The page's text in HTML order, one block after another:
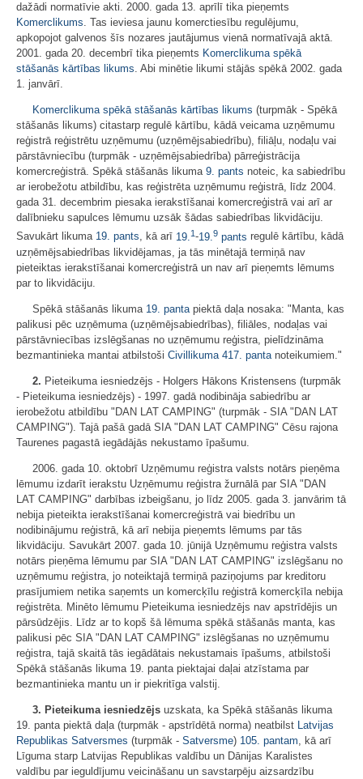
dažādi normatīvie akti. 2000. gada 13. aprīlī tika pieņemts
Komerclikums. Tas ieviesa jaunu komerctiesību regulējumu,
apkopojot galvenos šīs nozares jautājumus vienā normatīvajā aktā.
2001. gada 20. decembrī tika pieņemts Komerclikuma spēkā
stāšanās kārtības likums. Abi minētie likumi stājās spēkā 2002. gada
1. janvārī.
Komerclikuma spēkā stāšanās kārtības likums (turpmāk - Spēkā
stāšanās likums) citastarp regulē kārtību, kādā veicama uzņēmumu
reģistrā reģistrētu uzņēmumu (uzņēmējsabiedrību), filiāļu, nodaļu vai
pārstāvniecību (turpmāk - uzņēmējsabiedrība) pārreģistrācija
komercreģistrā. Spēkā stāšanās likuma 9. pants noteic, ka sabiedrību
ar ierobežotu atbildību, kas reģistrēta uzņēmumu reģistrā, līdz 2004.
gada 31. decembrim piesaka ierakstīšanai komercreģistrā vai arī ar
dalībnieku sapulces lēmumu uzsāk šādas sabiedrības likvidāciju.
Savukārt likuma 19. pants, kā arī 19. 1-19. 9 pants regulē kārtību, kādā
uzņēmējsabiedrības likvidējamas, ja tās minētajā termiņā nav
pieteiktas ierakstīšanai komercreģistrā un nav arī pieņemts lēmums
par to likvidāciju.
Spēkā stāšanās likuma 19. panta piektā daļa nosaka: "Manta, kas
palikusi pēc uzņēmuma (uzņēmējsabiedrības), filiāles, nodaļas vai
pārstāvniecības izslēgšanas no uzņēmumu reģistra, pielīdzināma
bezmantinieka mantai atbilstoši Civillikuma 417. panta noteikumiem."
2. Pieteikuma iesniedzējs - Holgers Hākons Kristensens (turpmāk
- Pieteikuma iesniedzējs) - 1997. gadā nodibināja sabiedrību ar
ierobežotu atbildību "DAN LAT CAMPING" (turpmāk - SIA "DAN LAT
CAMPING"). Tajā pašā gadā SIA "DAN LAT CAMPING" Cēsu rajona
Taurenes pagastā iegādājās nekustamo īpašumu.
2006. gada 10. oktobrī Uzņēmumu reģistra valsts notārs pieņēma
lēmumu izdarīt ierakstu Uzņēmumu reģistra žurnālā par SIA "DAN
LAT CAMPING" darbības izbeigšanu, jo līdz 2005. gada 3. janvārim tā
nebija pieteikta ierakstīšanai komercreģistrā vai biedrību un
nodibinājumu reģistrā, kā arī nebija pieņemts lēmums par tās
likvidāciju. Savukārt 2007. gada 10. jūnijā Uzņēmumu reģistra valsts
notārs pieņēma lēmumu par SIA "DAN LAT CAMPING" izslēgšanu no
uzņēmumu reģistra, jo noteiktajā termiņā paziņojums par kreditoru
prasījumiem netika saņemts un komercķīlu reģistrā komercķīla nebija
reģistrēta. Minēto lēmumu Pieteikuma iesniedzējs nav apstrīdējis un
pārsūdzējis. Līdz ar to kopš šā lēmuma spēkā stāšanās manta, kas
palikusi pēc SIA "DAN LAT CAMPING" izslēgšanas no uzņēmumu
reģistra, tajā skaitā tās iegādātais nekustamais īpašums, atbilstoši
Spēkā stāšanās likuma 19. panta piektajai daļai atzīstama par
bezmantinieka mantu un ir piekritīga valstij.
3. Pieteikuma iesniedzējs uzskata, ka Spēkā stāšanās likuma
19. panta piektā daļa (turpmāk - apstrīdētā norma) neatbilst Latvijas
Republikas Satversmes (turpmāk - Satversme) 105. pantam , kā arī
Līguma starp Latvijas Republikas valdību un Dānijas Karalistes
valdību par ieguldījumu veicināšanu un savstarpēju aizsardzību